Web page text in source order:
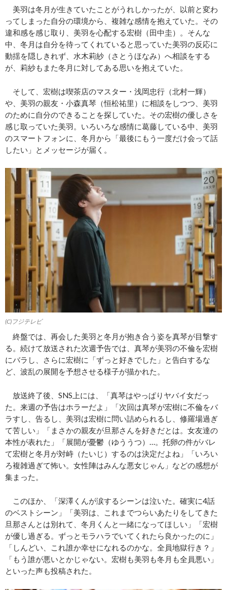
美羽は冬月が生きていたことがうれしかったが、以前と変わ
ってしまった自分の環境から、複雑な感情を抱えていた。その
違和感を感じ取り、美羽を心配する宏樹（田中圭）。そんな
中、冬月は自分を待ってくれていると思っていた美羽の反応に
動揺を隠しきれず、水木莉紗（さとうほなみ）へ相談をする
が、莉紗もまた冬月に対してある思いを抱えていた。
そして、宏樹は喫茶店のマスター・浅岡忠行（北村一輝）
や、美羽の親友・小森真琴（恒松祐里）に相談をしつつ、美羽
のために自分のできることを探していた。その宏樹の優しさを
感じ取っていた美羽。いろいろな感情に葛藤している中、美羽
のスマートフォンに、冬月から「最後にもう一度だけ会って話
したい」とメッセージが届く。
(C)フジテレビ
終盤では、再会した美羽と冬月が抱き合う姿を真琴が目撃す
る。続けて放送された次週予告では、真琴が美羽の不倫を宏樹
にバラし、さらに宏樹に「ずっと好きでした」と告白するな
ど、波乱の展開を予想させる様子が描かれた。
放送終了後、SNS上には、「真琴はやっぱりヤバイ女だっ
た。来週の予告はホラーだよ」「次回は真琴が宏樹に不倫をバ
ラすし、告るし、美羽は宏樹に問い詰められるし、修羅場過ぎ
て苦しい」「まさかの親友が旦那さんを好きだとは。女友達の
本性が表れた」「展開が憂鬱（ゆううつ）…。托卵の件がバレ
て宏樹と冬月が対峙（たいじ）するのは決定だよね」「いろい
ろ複雑過ぎて怖い。女性陣はみんな悪女じゃん」などの感想が
集まった。
このほか、「深澤くんが涙するシーンは泣いた。確実に4話
のベストシーン」「美羽は、これまでつらいあたりをしてきた
旦那さんとは別れて、冬月くんと一緒になってほしい」「宏樹
が優し過ぎる。ずっとモラハラでいてくれたら良かったのに」
「しんどい、これ誰か幸せになれるのかな。全員地獄行き？」
「もう誰が悪いとかじゃない。宏樹も美羽も冬月も全員悪い」
といった声も投稿された。